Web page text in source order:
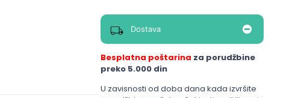
Dostava
Besplatna poštarina za porudžbine
preko 5.000 din
U zavisnosti od doba dana kada izvršite